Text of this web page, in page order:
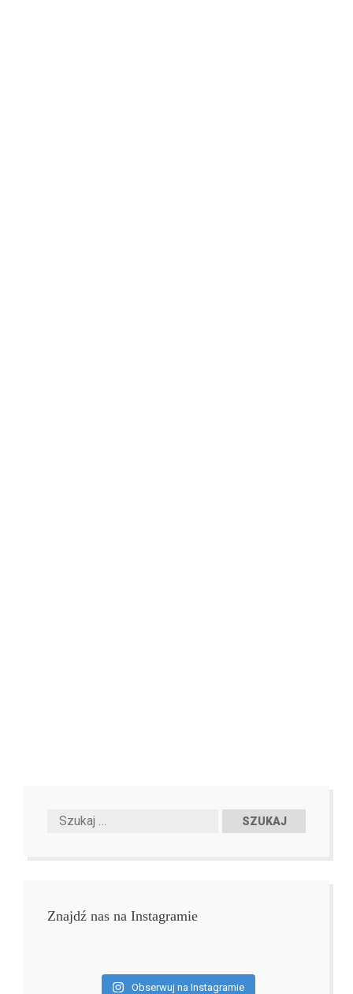
Znajdź nas na Instagramie
Obserwuj na Instagramie